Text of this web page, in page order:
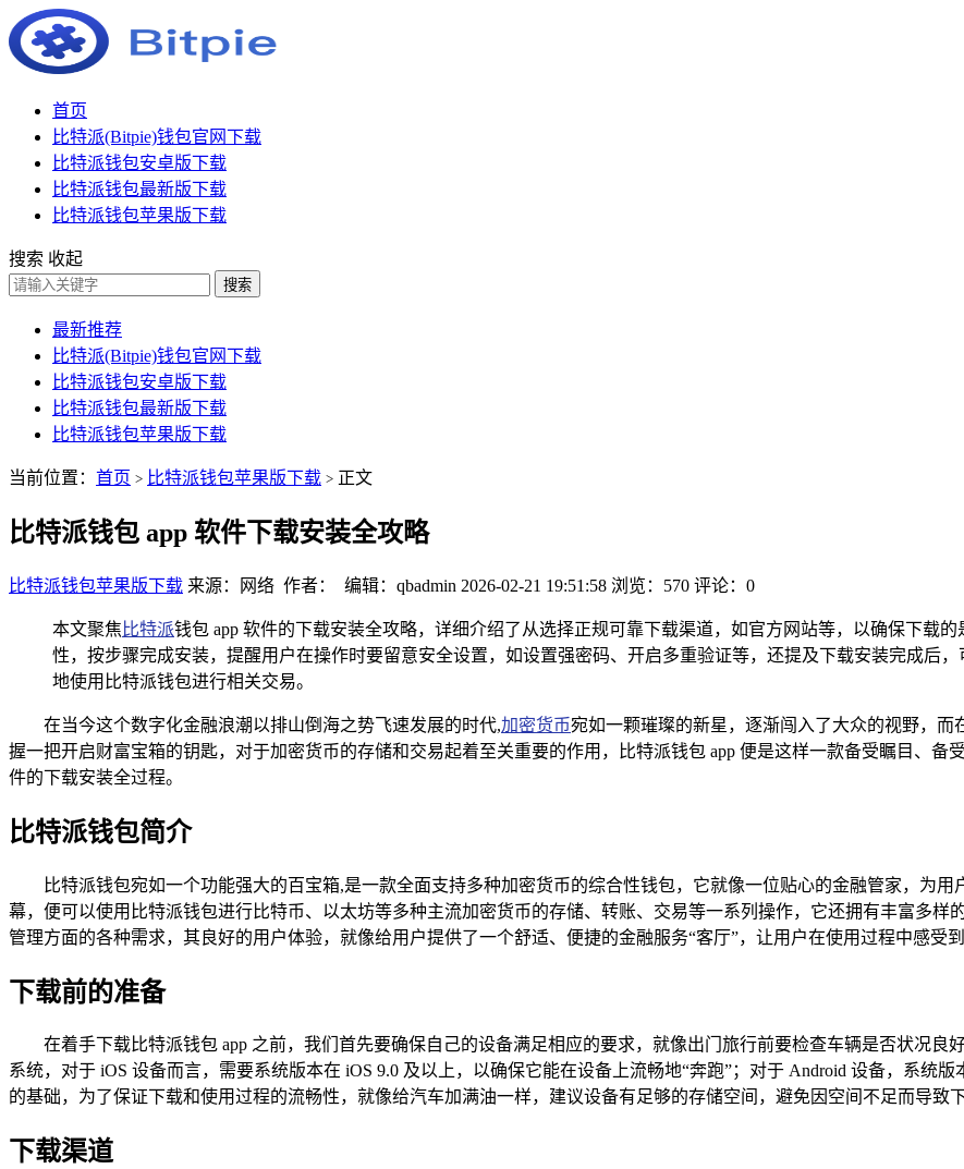
首页
比特派(Bitpie)钱包官网下载
比特派钱包安卓版下载
比特派钱包最新版下载
比特派钱包苹果版下载
搜索 收起
搜索
最新推荐
比特派(Bitpie)钱包官网下载
比特派钱包安卓版下载
比特派钱包最新版下载
比特派钱包苹果版下载
当前位置： 首页 > 比特派钱包苹果版下载 > 正文
比特派钱包 app 软件下载安装全攻略
比特派钱包苹果版下载 来源：网络 作者： 编辑：qbadmin 2026-02-21 19:51:58 浏览：570 评论：0
本文聚焦 比特派钱包 app 软件的下载安装全攻略，详细介绍了从选择正规可靠下载渠道，如官方网站等，以确保下载
性，按步骤完成安装，提醒用户在操作时要留意安全设置，如设置强密码、开启多重验证等，还提及下载安装完成后
地使用比特派钱包进行相关交易。
在当今这个数字化金融浪潮以排山倒海之势飞速发展的时代,加密货币宛如一颗璀璨的新星，逐渐闯入了大众的视野，
握一把开启财富宝箱的钥匙，对于加密货币的存储和交易起着至关重要的作用，比特派钱包 app 便是这样一款备受瞩目、备
件的下载安装全过程。
比特派钱包简介
比特派钱包宛如一个功能强大的百宝箱,是一款全面支持多种加密货币的综合性钱包，它就像一位贴心的金融管家，为
幕，便可以使用比特派钱包进行比特币、以太坊等多种主流加密货币的存储、转账、交易等一系列操作，它还拥有丰富多样
管理方面的各种需求，其良好的用户体验，就像给用户提供了一个舒适、便捷的金融服务“客厅”，让用户在使用过程中感受
下载前的准备
在着手下载比特派钱包 app 之前，我们首先要确保自己的设备满足相应的要求，就像出门旅行前要检查车辆是否状况良
系统，对于 iOS 设备而言，需要系统版本在 iOS 9.0 及以上，以确保它能在设备上流畅地“奔跑”；对于 Android 设备，系统
的基础，为了保证下载和使用过程的流畅性，就像给汽车加满油一样，建议设备有足够的存储空间，避免因空间不足而导致
下载渠道